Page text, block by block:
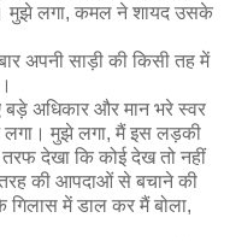
मुझे लगा, कमल ने शायद उसके
अपनी साड़ी की किसी तह में
बड़े अधिकार और मान भरे स्वर
लगा। मुझे लगा, मैं इस लड़की
देखा कि कोई देख तो नहीं
की आपदाओं से बचाने की
गिलास में डाल कर मैं बोला,